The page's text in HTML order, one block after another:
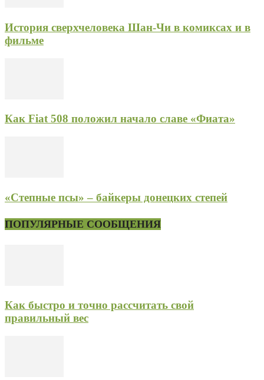
История сверхчеловека Шан-Чи в комиксах и в
фильме
Как Fiat 508 положил начало славе «Фиата»
«Степные псы» – байкеры донецких степей
ПОПУЛЯРНЫЕ СООБЩЕНИЯ
Как быстро и точно рассчитать свой
правильный вес